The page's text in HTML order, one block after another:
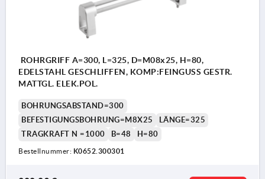
ROHRGRIFF A=300, L=325, D=M08x25, H=80,
EDELSTAHL GESCHLIFFEN, KOMP:FEINGUSS GESTR.
MATTGL. ELEK.POL.
BOHRUNGSABSTAND=300
BEFESTIGUNGSBOHRUNG=M8X25
LÄNGE=325
TRAGKRAFT N =1000
B=48 H=80
Bestellnummer: K0652.300301